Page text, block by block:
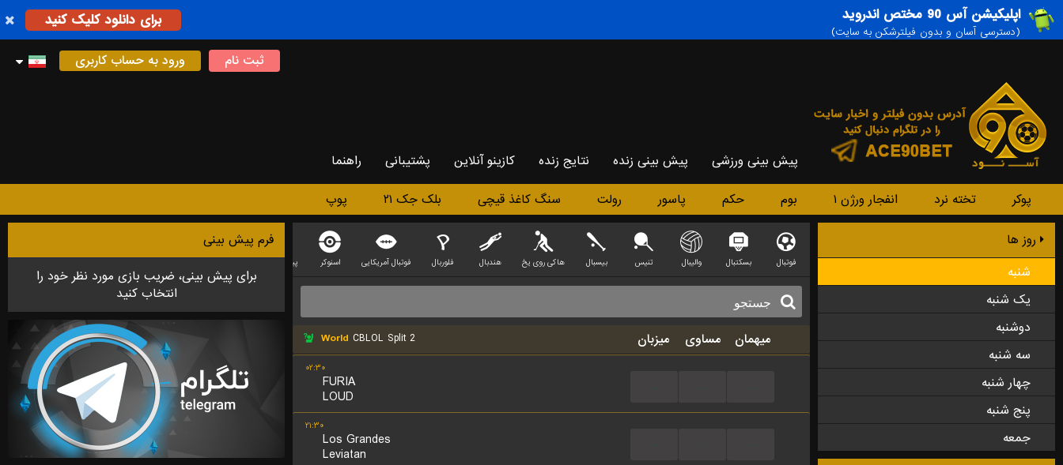
اپلیکیشن آس 90 مختص اندروید
(دسترسی آسان و بدون فیلترشکن به سایت)
برای دانلود کلیک کنید
ثبت نام ورود به حساب کاربری
پیش بینی ورزشی پیش بینی زنده نتایج زنده کازینو آنلاین پشتیبانی راهنما
پوکر تخته نرد انفجار ورژن ۱ بوم حکم پاسور رولت سنگ کاغذ قیچی بلک جک ۲۱ پوپ
روز ها
شنبه
یک شنبه
دوشنبه
سه شنبه
چهار شنبه
پنج شنبه
جمعه
فوتبال بسکتبال والیبال تنیس بیسبال هاکی روی یخ هندبال فلوربال فوتبال آمریکایی اسنوکر پینگ پونگ
World CBLOL Split 2 میزبان مساوی میهمان
۰۲:۳۰
FURIA
LOUD
۲۱:۳۰
Los Grandes
Leviatan
فرم پیش بینی
برای پیش بینی، ضریب بازی مورد نظر خود را
انتخاب کنید